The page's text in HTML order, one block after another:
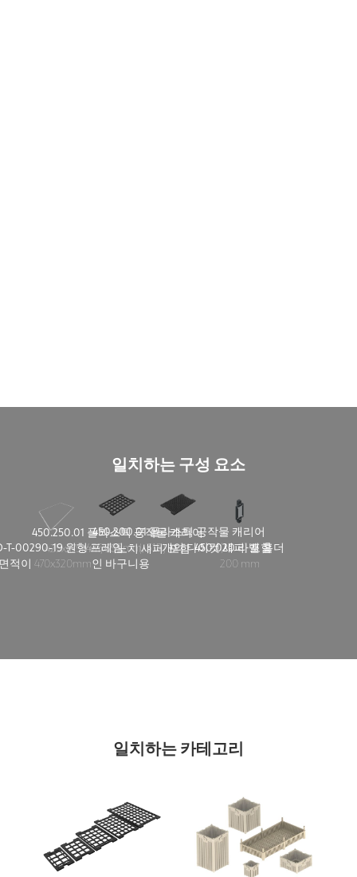
일치하는 구성 요소
T-00290-19 원형 프레임
적이 470x320mm인 바구니용
450.250.01 플라스틱 공작물 캐리어
425x275mm, 35노치(섀퍼) 포함
450.200.01 플라스틱 공작물 캐리어
425x275mm, 315개의 다이컷(섀퍼) 포함
450.020 라벨 홀더
200 mm
일치하는 카테고리